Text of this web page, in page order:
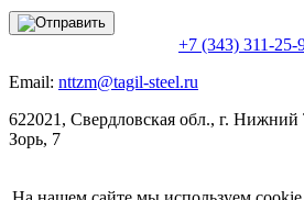
+7 (343) 311-25-
Email: nttzm@tagil-steel.ru
622021, Свердловская обл., г.
Зорь, 7